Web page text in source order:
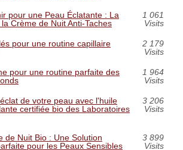
pour une Peau Éclatante : La
Crème de Nuit Anti-Taches
1 061
Visits
pour une routine capillaire
2 179
Visits
pour une routine parfaite des
1 964
Visits
de votre peau avec l'huile
certifiée bio des Laboratoires
3 206
Visits
de Nuit Bio : Une Solution
pour les Peaux Sensibles
3 899
Visits